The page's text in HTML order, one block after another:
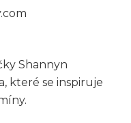
Shannyn
které se inspiruje